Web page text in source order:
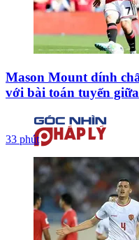
Mason Mount dính
với bài toán tuyến giữa
33 phút